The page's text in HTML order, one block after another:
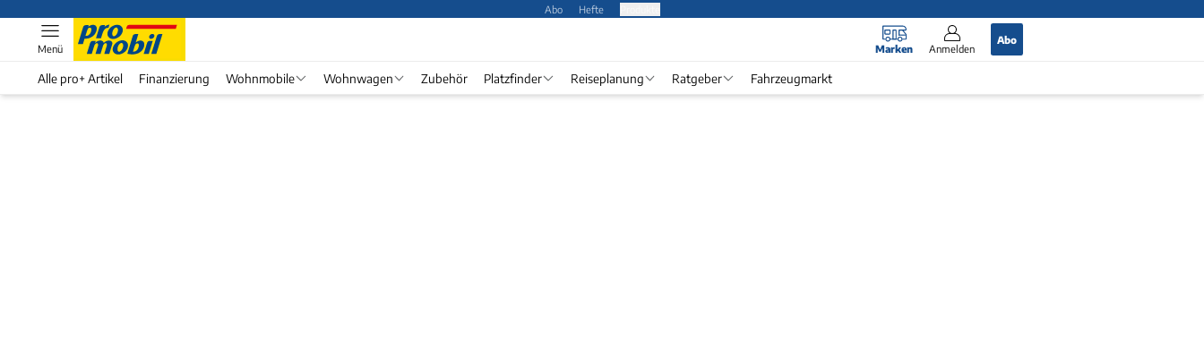
Abo Hefte
Marken Anmelden
Abo
Menü
Alle pro+ Artikel Finanzierung Wohnmobile Wohnwagen Zubehör Platzfinder Reiseplanung Ratgeber Fahrzeugmarkt